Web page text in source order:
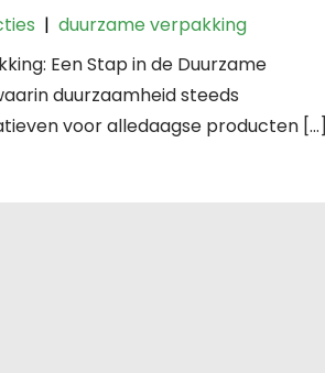
|duurzame verpakking
Een Stap in de Duurzame
duurzaamheid steeds
voor alledaagse producten […]